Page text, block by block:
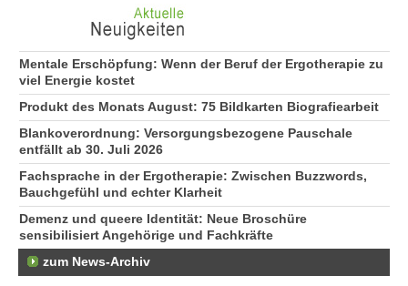
Mentale Erschöpfung: Wenn der Beruf der Ergotherapie zu
viel Energie kostet
Produkt des Monats August: 75 Bildkarten Biografiearbeit
Blankoverordnung: Versorgungsbezogene Pauschale
entfällt ab 30. Juli 2026
Fachsprache in der Ergotherapie: Zwischen Buzzwords,
Bauchgefühl und echter Klarheit
Demenz und queere Identität: Neue Broschüre
sensibilisiert Angehörige und Fachkräfte
zum News-Archiv